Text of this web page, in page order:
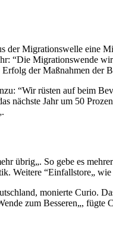
Migrationswelle eine
“Die Migrationswende
der Maßnahmen der
“Wir rüsten auf beim
nächste Jahr um 50
übrig„. So gebe es
Weitere “Einfallstore„
monierte Curio.
zum Besseren„,